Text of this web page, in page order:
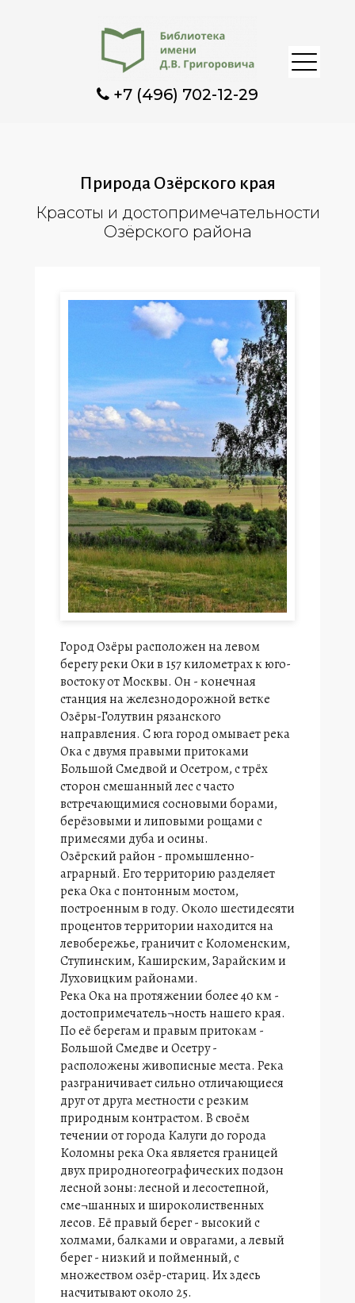
+7 (496) 702-12-29
Природа Озёрского края
Красоты и достопримечательности
Озёрского района
Город Озёры расположен на левом
берегу реки Оки в 157 километрах к юго-
востоку от Москвы. Он - конечная
станция на железнодорожной ветке
Озёры-Голутвин рязанского
направления. С юга город омывает река
Ока с двумя правыми притоками
Большой Смедвой и Осетром, с трёх
сторон смешанный лес с часто
встречающимися сосновыми борами,
берёзовыми и липовыми рощами с
примесями дуба и осины.
Озёрский район - промышленно-
аграрный. Его территорию разделяет
река Ока с понтонным мостом,
построенным в году. Около шестидесяти
процентов территории находится на
левобережье, граничит с Коломенским,
Ступинским, Каширским, Зарайским и
Луховицким районами.
Река Ока на протяжении более 40 км -
достопримечатель¬ность нашего края.
По её берегам и правым притокам -
Большой Смедве и Осетру -
расположены живописные места. Река
разграничивает сильно отличающиеся
друг от друга местности с резким
природным контрастом. В своём
течении от города Калуги до города
Коломны река Ока является границей
двух природногеографических подзон
лесной зоны: лесной и лесостепной,
сме¬шанных и широколиственных
лесов. Её правый берег - высокий с
холмами, балками и оврагами, а левый
берег - низкий и пойменный, с
множеством озёр-стариц. Их здесь
насчитывают около 25.